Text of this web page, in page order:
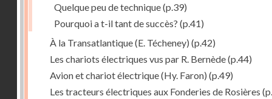
Quelque peu de technique(p.39)
Pourquoi a t-il tant de succès? (p.41)
À la Transatlantique (E. Técheney) (p.42)
Les chariots électriques vus par R. Bernède(p.44)
Avion et chariot électrique (Hy. Faron) (p.49)
Les tracteurs électriques aux Fonderies de Rosières